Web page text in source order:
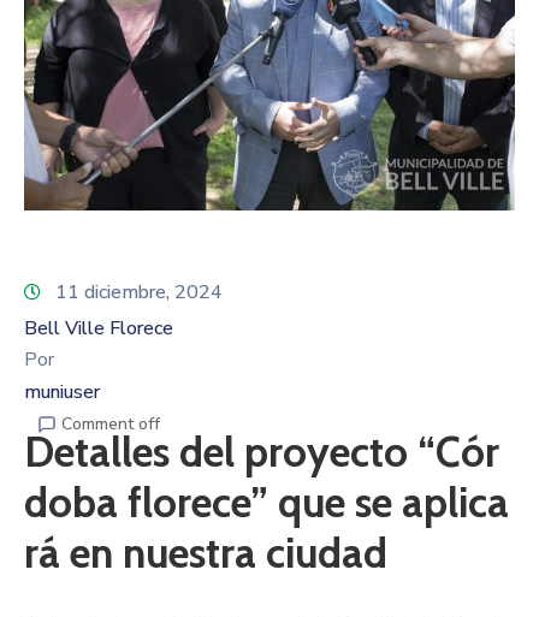
11 diciembre, 2024
Bell Ville Florece
Por
muniuser
Comment off
Detalles del proyecto “Cór
doba florece” que se aplica
rá en nuestra ciudad